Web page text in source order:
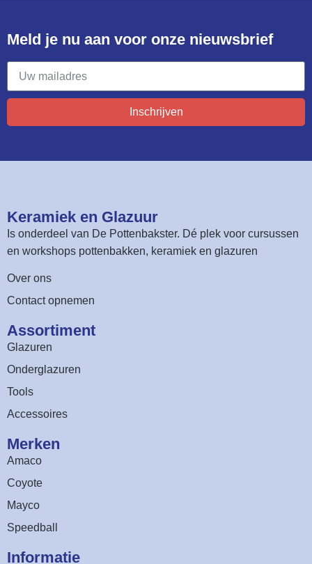
Meld je nu aan voor onze nieuwsbrief​
Inschrijven
Keramiek en Glazuur​
Is onderdeel van De Pottenbakster. Dé plek voor cursussen
en workshops pottenbakken, keramiek en glazuren
Over ons
Contact opnemen
Assortiment​
Glazuren
Onderglazuren
Tools
Accessoires
Merken
Amaco
Coyote
Mayco
Speedball
Informatie